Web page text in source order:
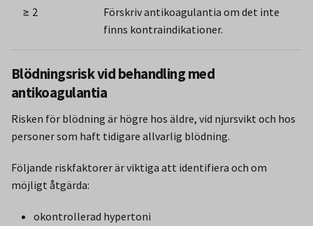
≥ 2
Förskriv antikoagulantia om det inte
finns kontraindikationer.
Blödningsrisk vid behandling med
antikoagulantia
Risken för blödning är högre hos äldre, vid njursvikt och hos
personer som haft tidigare allvarlig blödning.
Följande riskfaktorer är viktiga att identifiera och om
möjligt åtgärda:
okontrollerad hypertoni